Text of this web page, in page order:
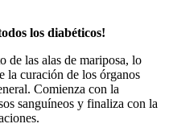
los diabéticos!
de las alas de mariposa, lo
la curación de los órganos
Comienza con la
sanguíneos y finaliza con la